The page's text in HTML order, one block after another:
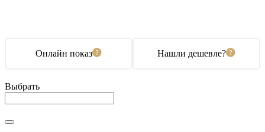
Онлайн показ Нашли дешевле?
Выбрать